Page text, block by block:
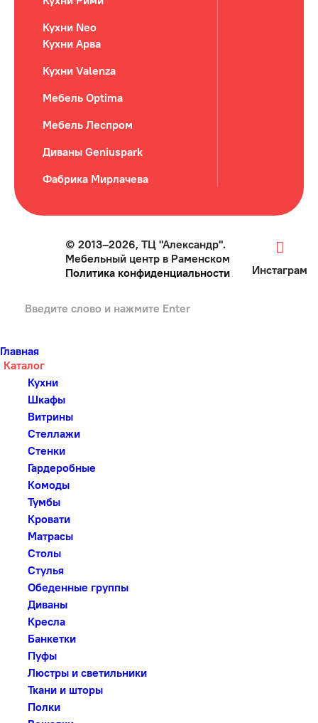
Кухни Neo
Кухни Арва
Кухни Valenza
Мебель Optima
Мебель Леспром
Диваны Geniuspark
Фабрика Мирлачева
© 2013–2026, ТЦ "Александр".
Мебельный центр в Раменском
Политика конфиденциальности
Инстаграм
Главная
Каталог
Кухни
Шкафы
Витрины
Стеллажи
Стенки
Гардеробные
Комоды
Тумбы
Кровати
Матрасы
Столы
Стулья
Обеденные группы
Диваны
Кресла
Банкетки
Пуфы
Люстры и светильники
Ткани и шторы
Полки